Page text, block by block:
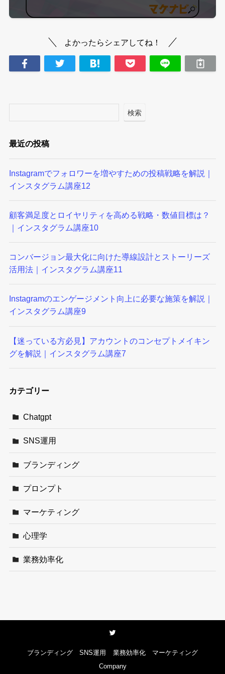
よかったらシェアしてね！
検索
最近の投稿
Instagramでフォロワーを増やすための投稿戦略を解説｜
インスタグラム講座12
顧客満足度とロイヤリティを高める戦略・数値目標は？
｜インスタグラム講座10
コンバージョン最大化に向けた導線設計とストーリーズ
活用法｜インスタグラム講座11
Instagramのエンゲージメント向上に必要な施策を解説｜
インスタグラム講座9
【迷っている方必見】アカウントのコンセプトメイキン
グを解説｜インスタグラム講座7
カテゴリー
Chatgpt
SNS運用
ブランディング
プロンプト
マーケティング
心理学
業務効率化
ブランディング SNS運用 業務効率化
マーケティング
Company